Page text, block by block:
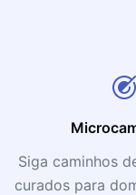
Siga caminhos
curados para